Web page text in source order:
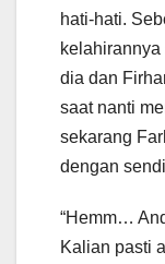
hati-hati.
kelahirannya
dia dan
saat nanti
sekarang
dengan
“Hemm…
Kalian pasti